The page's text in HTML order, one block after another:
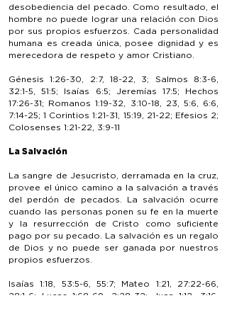
desobediencia del pecado. Como resultado, el
hombre no puede lograr una relación con Dios
por sus propios esfuerzos. Cada personalidad
humana es creada única, posee dignidad y es
merecedora de respeto y amor Cristiano.
Génesis 1:26-30, 2:7, 18-22, 3; Salmos 8:3-6,
32:1-5, 51:5; Isaías 6:5; Jeremías 17:5; Hechos
17:26-31; Romanos 1:19-32, 3:10-18, 23, 5:6, 6:6,
7:14-25; 1 Corintios 1:21-31, 15:19, 21-22; Efesios 2;
Colosenses 1:21-22, 3:9-11
La Salvación
La sangre de Jesucristo, derramada en la cruz,
provee el único camino a la salvación a través
del perdón de pecados. La salvación ocurre
cuando las personas ponen su fe en la muerte
y la resurrección de Cristo como suficiente
pago por su pecado. La salvación es un regalo
de Dios y no puede ser ganada por nuestros
propios esfuerzos.
Isaías 1:18, 53:5-6, 55:7; Mateo 1:21, 27:22-66,
28:1-6; Lucas 1:68-69, 2:28-32; Juan 1:12, 3:16,